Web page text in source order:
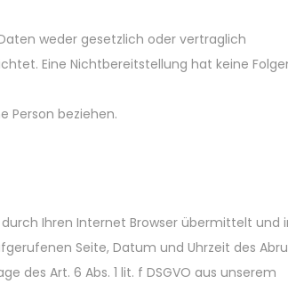
weder gesetzlich oder vertraglich
Eine Nichtbereitstellung hat keine
Person beziehen.
Ihren Internet Browser übermittelt und
Seite, Datum und Uhrzeit des
des Art. 6 Abs. 1 lit. f DSGVO aus unserem